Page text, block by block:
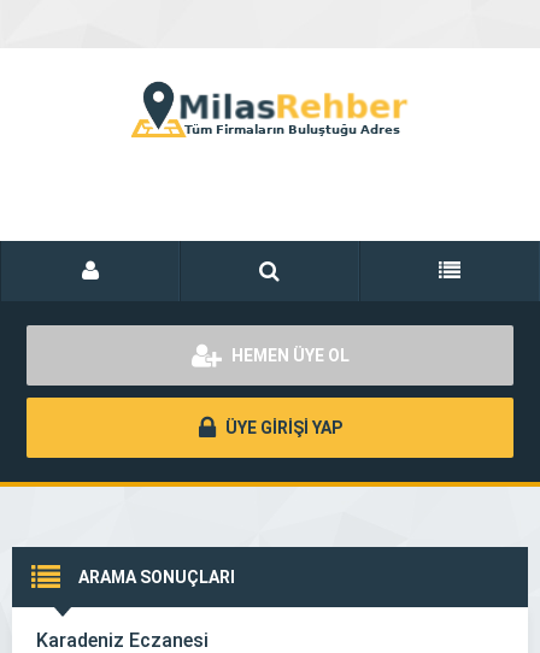
HEMEN ÜYE OL
ÜYE GİRİŞİ YAP
ARAMA SONUÇLARI
Karadeniz Eczanesi